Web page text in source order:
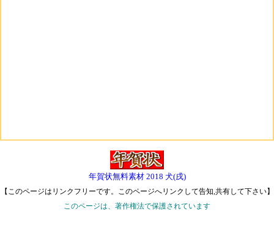
年賀状無料素材 2018 犬(戌)
【このページはリンクフリーです。このページへリンクして告知,共有して下さい】
このページは、著作権法で保護されています